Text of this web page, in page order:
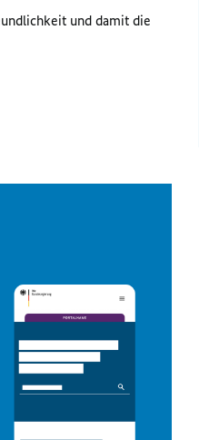
und damit die